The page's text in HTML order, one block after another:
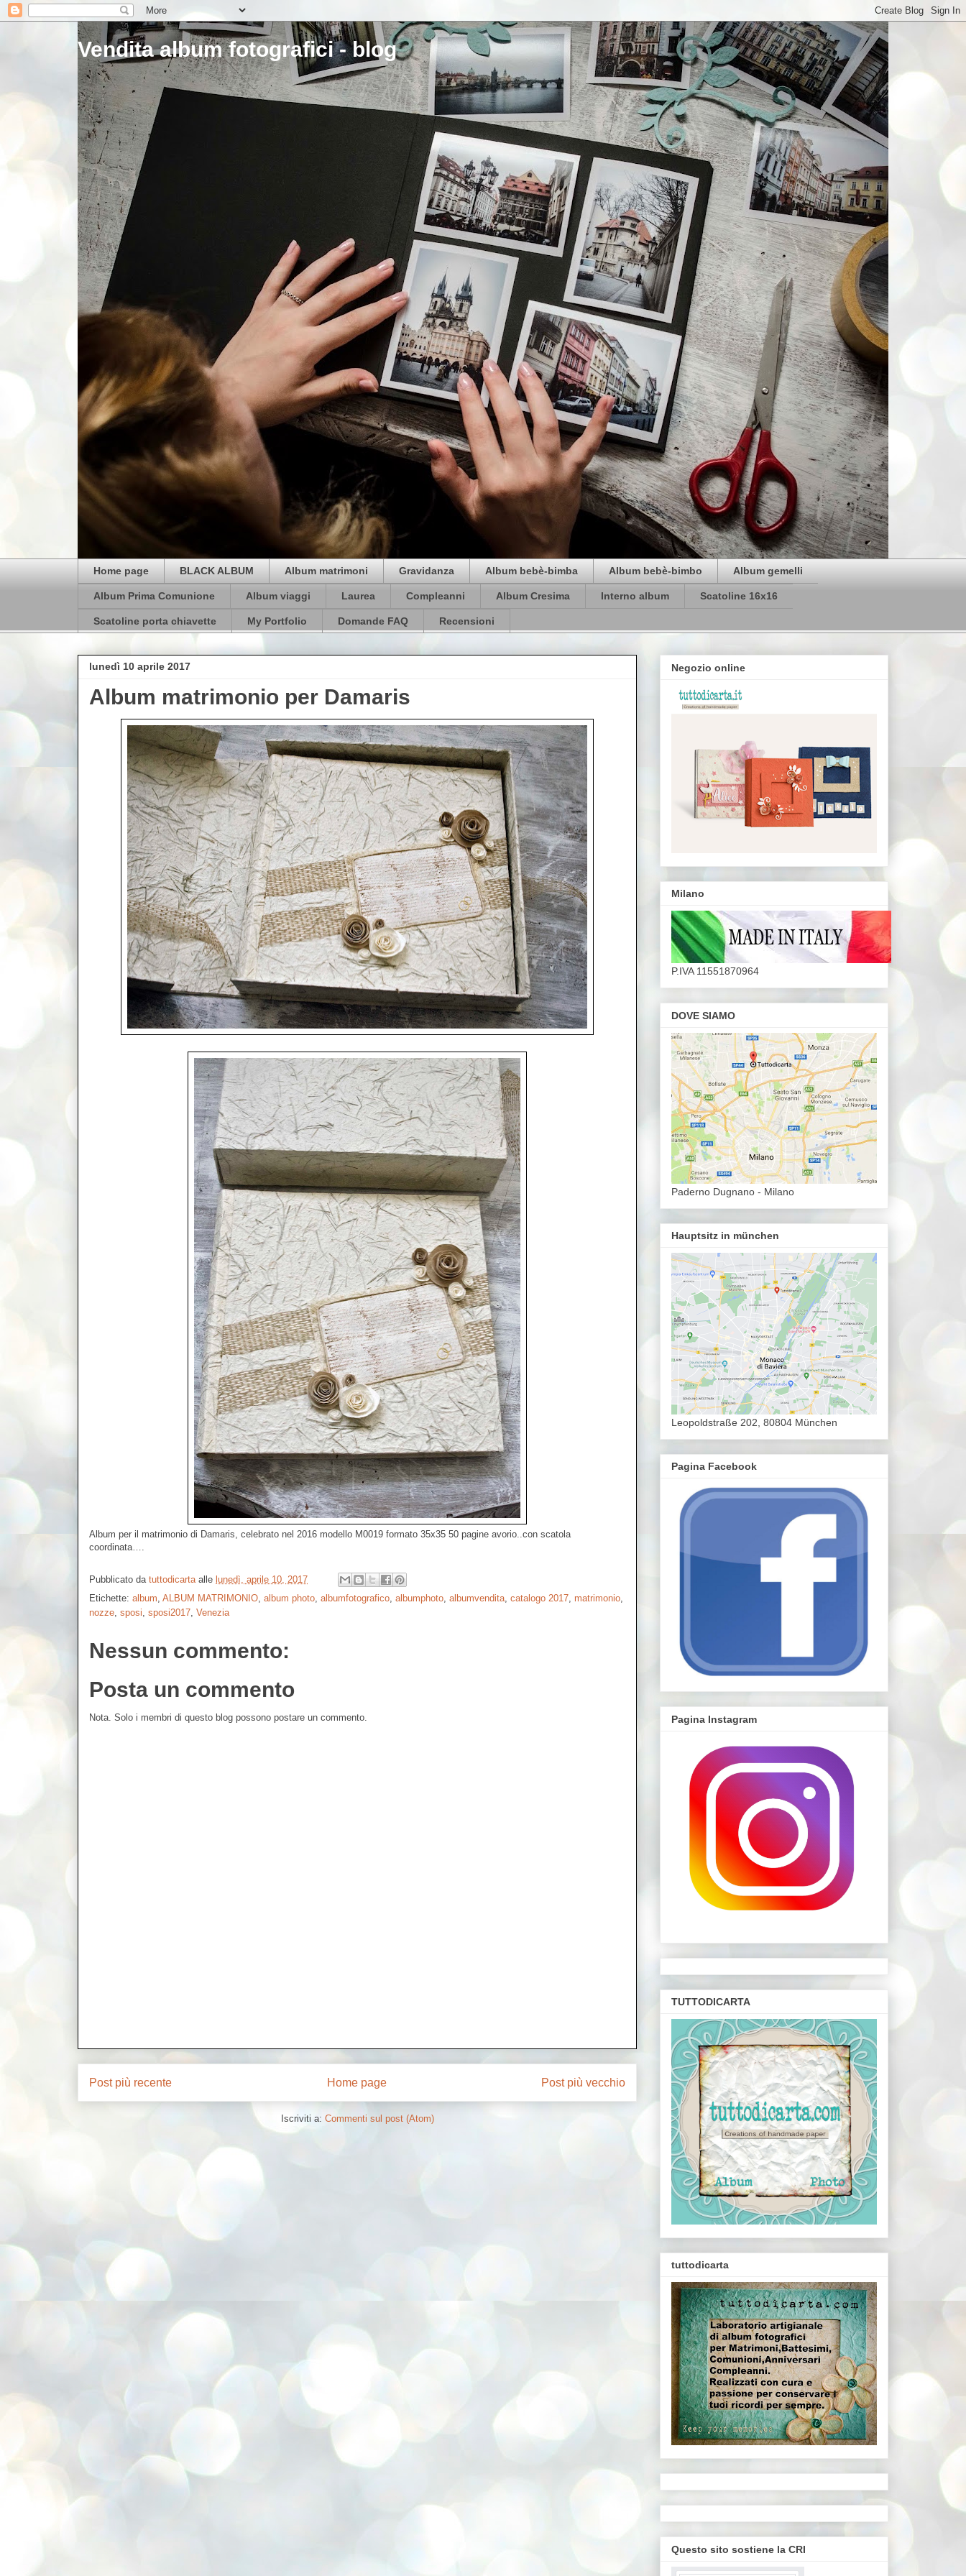
Vendita album fotografici - blog
Home page BLACK ALBUM Album matrimoni Gravidanza Album bebè-bimba Album bebè-bimbo Album gemelli
Album Prima Comunione Album viaggi Laurea Compleanni Album Cresima Interno album Scatoline 16x16
Scatoline porta chiavette My Portfolio Domande FAQ Recensioni
lunedì 10 aprile 2017
Album matrimonio per Damaris
Album per il matrimonio di Damaris, celebrato nel 2016 modello M0019 formato 35x35 50 pagine avorio..con scatola
coordinata….
Pubblicato da tuttodicarta alle lunedì, aprile 10, 2017
Etichette: album, ALBUM MATRIMONIO, album photo, albumfotografico, albumphoto, albumvendita, catalogo 2017, matrimonio,
nozze, sposi, sposi2017, Venezia
Nessun commento:
Posta un commento
Nota. Solo i membri di questo blog possono postare un commento.
Post più recente Post più vecchio
Home page
Iscriviti a: Commenti sul post (Atom)
Negozio online
Milano
P.IVA 11551870964
DOVE SIAMO
Paderno Dugnano - Milano
Hauptsitz in münchen
Leopoldstraße 202, 80804 München
Pagina Facebook
Pagina Instagram
TUTTODICARTA
tuttodicarta
Questo sito sostiene la CRI